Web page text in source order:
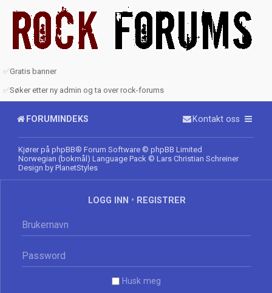
✅Gratis banner
✅Søker etter ny admin og ta over rock-forums
FORUMINDEKS Kontakt oss
Kjører på phpBB® Forum Software © phpBB Limited
Norwegian (bokmål) Language Pack © Lars Christian Schreiner
Design by PlanetStyles
LOGG INN • REGISTRER
Husk meg